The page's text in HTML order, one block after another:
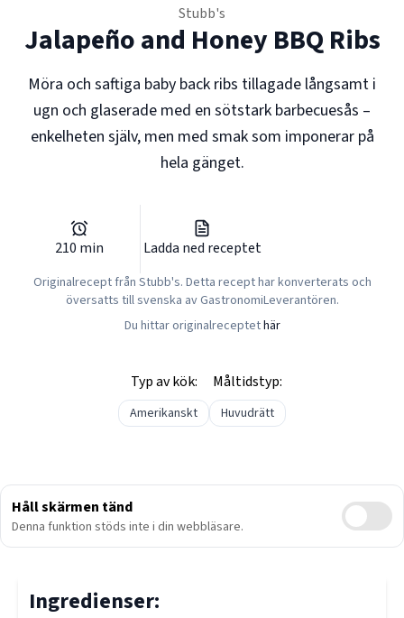
Stubb's
Jalapeño and Honey BBQ Ribs
Möra och saftiga baby back ribs tillagade långsamt i
ugn och glaserade med en sötstark barbecuesås –
enkelheten själv, men med smak som imponerar på
hela gänget.
210 min Ladda ned receptet
Originalrecept från Stubb's. Detta recept har konverterats och
översatts till svenska av GastronomiLeverantören.
Du hittar originalreceptethär
Typ av kök:
Amerikanskt
Måltidstyp:
Huvudrätt
Håll skärmen tänd
Denna funktion stöds inte i din webbläsare.
Ingredienser: